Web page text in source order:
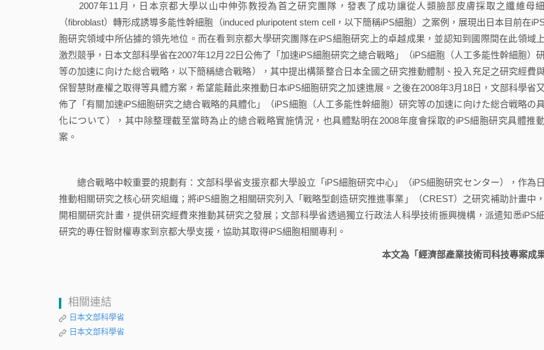
2007年11月，日本京都大學以山中伸弥教授為首之研究團隊，發表了成功讓從人類臉部皮膚採取之纖維母
（fibroblast）轉形成誘導多能性幹細胞（induced pluripotent stem cell，以下簡稱iPS細胞）之案例，展現出日本目前在
胞研究領域中所佔據的領先地位。而在看到京都大學研究團隊在iPS細胞研究上的卓越成果，並認知到國際間在此領域
激烈競爭，日本文部科學省在2007年12月22日公佈了「加速iPS細胞研究之總合戰略」（iPS細胞（人工多能性幹細胞）
等の加速に向けた総合戦略，以下簡稱總合戰略），其中提出構築整合日本全國之研究推動體制、投入充足之研究經費
保智慧財產權之取得等具體方案，希望能藉此來推動日本iPS細胞研究之加速進展。之後在2008年3月18日，文部科學省
佈了「有關加速iPS細胞研究之總合戰略的具體化」（iPS細胞（人工多能性幹細胞）研究等の加速に向けた総合戦略の
化について），其中除整理截至當時為止的總合戰略實施情況，也具體點明在2008年度會採取的iPS細胞研究具體推
案。
總合戰略中較重要的規劃有：文部科學省支援京都大學設立「iPS細胞研究中心」（iPS細胞研究センター），作為
推動相關研究之核心研究組織；將iPS細胞之相關研究列入「戰略型創造研究推進事業」（CREST）之研究補助計畫中
開相關研究計畫，提供研究經費來推動其研究之發展；文部科學省透過獨立行政法人科學技術振興機構，派遣知悉iPS
研究的專任智財權專家到京都大學支援，協助其取得iPS細胞相關專利。
本文為「經濟部產業技術司科技專案成果
相關連結
日本文部科學省
日本文部科學省